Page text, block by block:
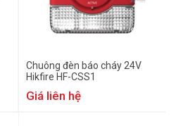
Chuông đèn báo cháy 24V
Hikfire HF-CSS1
Giá liên hệ